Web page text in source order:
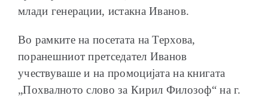
млади генерации, истакна Иванов.
Во рамките на посетата на Терхова,
поранешниот претседател Иванов
учествуваше и на промоцијата на книгата
„Похвалното слово за Кирил Филозоф“ на г.